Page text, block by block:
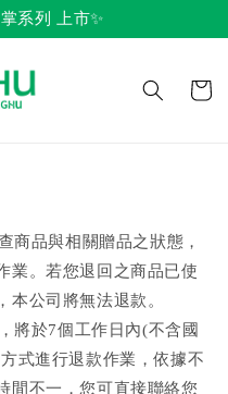
系列 上市✨
商品與相關贈品之狀態，
業。若您退回之商品已使
本公司將無法退款。
將於7個工作日內(不含國
式進行退款作業，依據不
間不一，您可直接聯絡您